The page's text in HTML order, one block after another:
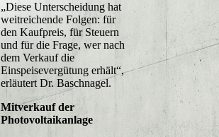
„Diese Unterscheidung hat
weitreichende Folgen: für
den Kaufpreis, für Steuern
und für die Frage, wer nach
dem Verkauf die
Einspeisevergütung erhält“,
erläutert Dr. Baschnagel.
Mitverkauf der
Photovoltaikanlage